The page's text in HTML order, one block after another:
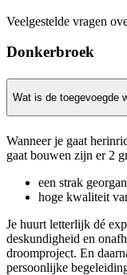
Veelgestelde vragen
Donkerbroek
Wat is de toegevoegde
Wanneer je gaat
gaat bouwen zijn er 2
een strak
hoge kwaliteit
Je huurt letterlijk dé
deskundigheid en
droomproject. En
persoonlijke